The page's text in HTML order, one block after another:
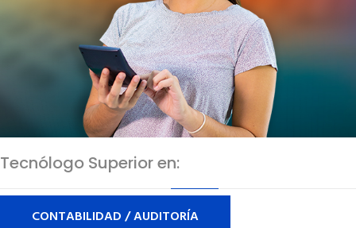
Tecnólogo Superior en:
CONTABILIDAD / AUDITORÍA